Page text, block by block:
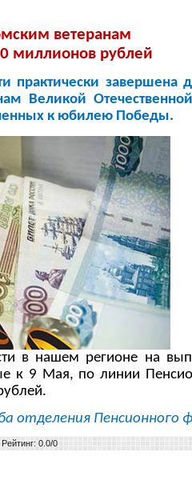
ветеранам
миллионов рублей
завершена
Великой
к юбилею Победы.
нашем регионе на
к 9 Мая, по линии
отделения Пенсионного
Рейтинг: 0.0/0